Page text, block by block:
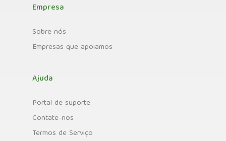
Empresa
Sobre nós
Empresas que apoiamos
Ajuda
Portal de suporte
Contate-nos
Termos de Serviço